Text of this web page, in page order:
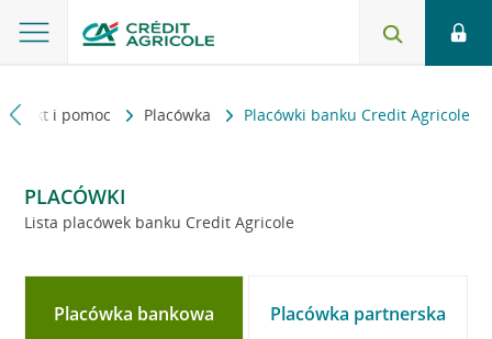
i pomoc Placówka Placówki banku Credit Agricole
PLACÓWKI
Lista placówek banku Credit Agricole
Placówka bankowa Placówka partnerska